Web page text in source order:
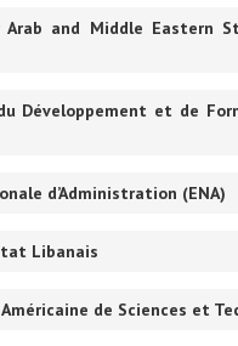
and Middle Eastern
Développement et de
d’Administration (ENA)
Libanais
de Sciences et